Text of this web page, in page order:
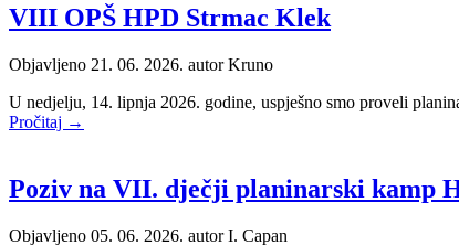
VIII OPŠ HPD Strmac Klek
Objavljeno 21. 06. 2026. autorKruno
U nedjelju, 14. lipnja 2026. godine, uspješno smo proveli
Pročitaj →
Poziv na VII. dječji planinarski kamp
Objavljeno 05. 06. 2026. autorI. Capan